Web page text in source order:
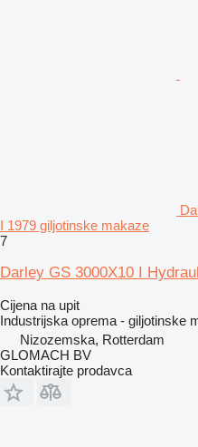
I 1979 giljotinske makaze
7
Darley GS 3000X10 I
Cijena na upit
Industrijska oprema - giljotinske
Nizozemska, Rotterdam
GLOMACH BV
Kontaktirajte prodavca